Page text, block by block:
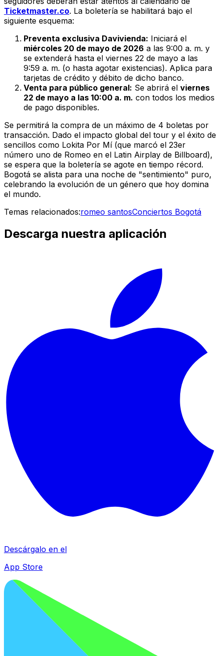
Ticketmaster.co. La boletería se habilitará bajo el
siguiente esquema:
Preventa exclusiva Davivienda: Iniciará el
miércoles 20 de mayo de 2026 a las 9:00 a. m. y
se extenderá hasta el viernes 22 de mayo a las
9:59 a. m. (o hasta agotar existencias). Aplica para
tarjetas de crédito y débito de dicho banco.
Venta para público general: Se abrirá el viernes
22 de mayo a las 10:00 a. m. con todos los medios
de pago disponibles.
Se permitirá la compra de un máximo de 4 boletas por
transacción. Dado el impacto global del tour y el éxito de
sencillos como Lokita Por Mí(que marcó el 23er
número uno de Romeo en el Latin Airplay de Billboard),
se espera que la boletería se agote en tiempo récord.
Bogotá se alista para una noche de "sentimiento" puro,
celebrando la evolución de un género que hoy domina
el mundo.
Temas relacionados:romeo santosConciertos Bogotá
Descarga nuestra aplicación
Descárgalo en el
App Store